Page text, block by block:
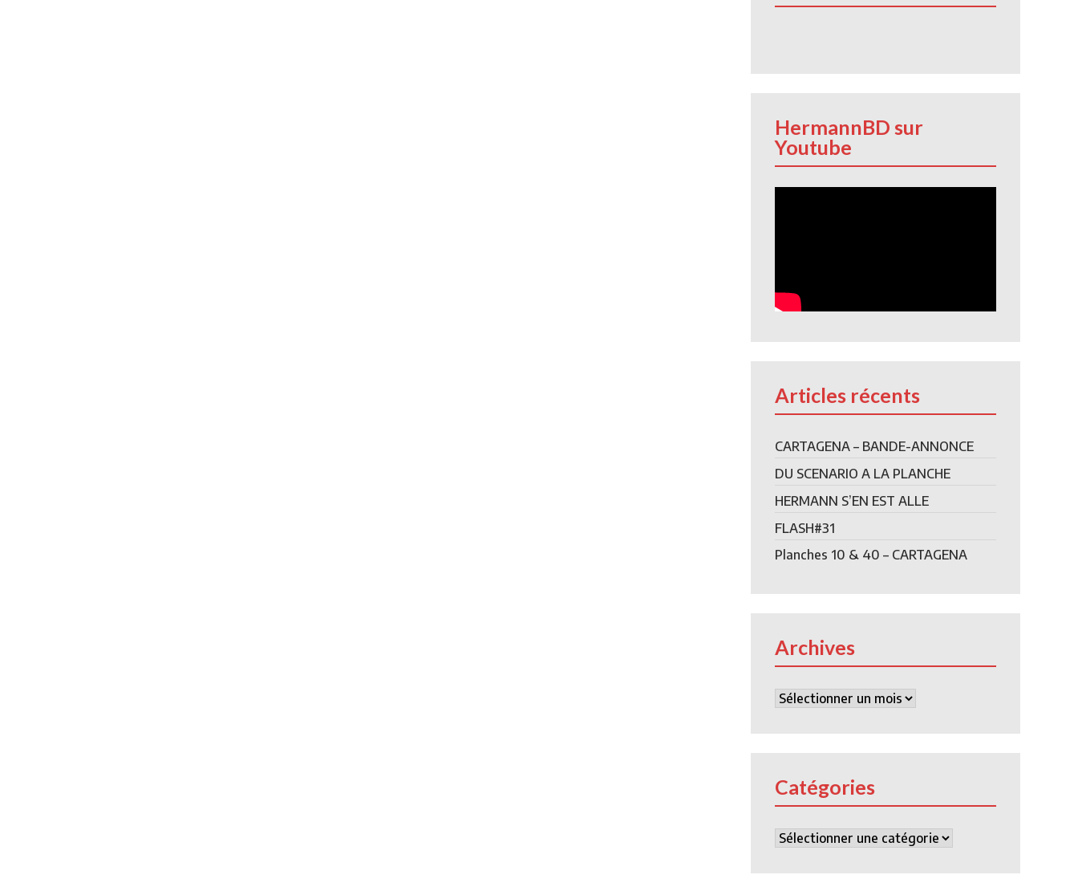
HermannBD sur
Youtube
Articles récents
CARTAGENA – BANDE-ANNONCE
DU SCENARIO A LA PLANCHE
HERMANN S’EN EST ALLE
FLASH#31
Planches 10 & 40 – CARTAGENA
Archives
Archives
Catégories
Catégories